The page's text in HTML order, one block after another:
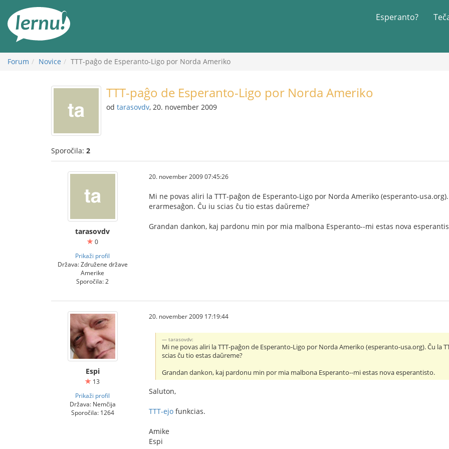
vsebini
Esperanto?
Forum Novice TTT-paĝo de Esperanto-Ligo por Norda Ameriko
TTT-paĝo de Esperanto-Ligo por Norda Ameriko
od tarasovdv, 20. november 2009
Sporočila: 2
tarasovdv
0
Prikaži profil
Država: Združene države
Amerike
Sporočila: 2
20. november 2009 07:45:26
Mi ne povas aliri la TTT-paĝon de Esperanto-Ligo por Norda Ameriko (esperanto-
erarmesaĝon. Ĉu iu scias ĉu tio estas daŭreme?
Grandan dankon, kaj pardonu min por mia malbona Esperanto--mi estas nova
Espi
13
Prikaži profil
Država: Nemčija
Sporočila: 1264
20. november 2009 17:19:44
tarasovdv:
Mi ne povas aliri la TTT-paĝon de Esperanto-Ligo por Norda Ameriko (esperanto-usa.org). Ĉu la
scias ĉu tio estas daŭreme?
Grandan dankon, kaj pardonu min por mia malbona Esperanto--mi estas nova esperantisto.
Saluton,
TTT-ejo funkcias.
Amike
Espi